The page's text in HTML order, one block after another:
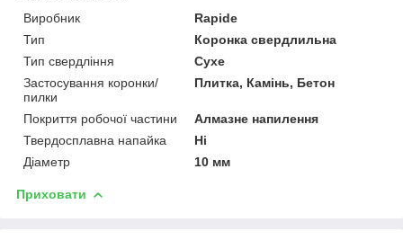
Виробник
Rapide
Тип
Коронка свердлильна
Тип свердління
Сухе
Застосування коронки/
пилки
Плитка, Камінь, Бетон
Покриття робочої частини
Алмазне напилення
Твердосплавна напайка
Ні
Діаметр
10 мм
Приховати